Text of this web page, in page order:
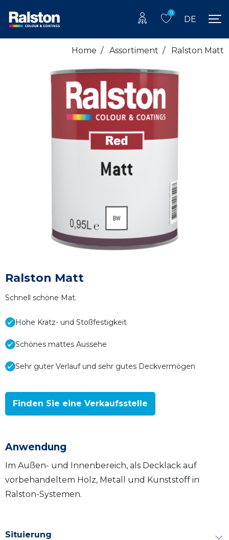
0
DE
Home / Assortiment / Ralston Matt
Ralston Matt
Schnell schöne Mat.
Hohe Kratz- und Stoßfestigkeit
Schönes mattes Aussehe
Sehr guter Verlauf und sehr gutes Deckvermögen
Finden Sie eine Verkaufsstelle
Anwendung
Im Außen- und Innenbereich, als Decklack auf
vorbehandeltem Holz, Metall und Kunststoff in
Ralston-Systemen.
Situierung